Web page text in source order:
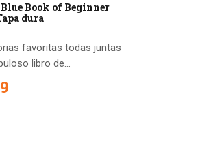
Book of Beginner
dura
favoritas todas juntas
libro de...